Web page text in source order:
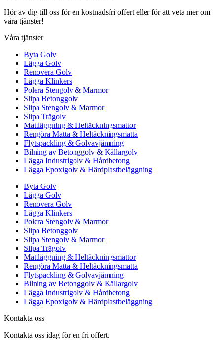
Hör av dig till oss för en kostnadsfri offert eller för att veta mer om
våra tjänster!
Våra tjänster
Byta Golv
Lägga Golv
Renovera Golv
Lägga Klinkers
Polera Stengolv & Marmor
Slipa Betonggolv
Slipa Stengolv & Marmor
Slipa Trägolv
Mattläggning & Heltäckningsmattor
Rengöra Matta & Heltäckningsmatta
Flytspackling & Golvavjämning
Bilning av Betonggolv & Källargolv
Lägga Industrigolv & Hårdbetong
Lägga Epoxigolv & Härdplastbeläggning
Byta Golv
Lägga Golv
Renovera Golv
Lägga Klinkers
Polera Stengolv & Marmor
Slipa Betonggolv
Slipa Stengolv & Marmor
Slipa Trägolv
Mattläggning & Heltäckningsmattor
Rengöra Matta & Heltäckningsmatta
Flytspackling & Golvavjämning
Bilning av Betonggolv & Källargolv
Lägga Industrigolv & Hårdbetong
Lägga Epoxigolv & Härdplastbeläggning
Kontakta oss
Kontakta oss idag för en fri offert.